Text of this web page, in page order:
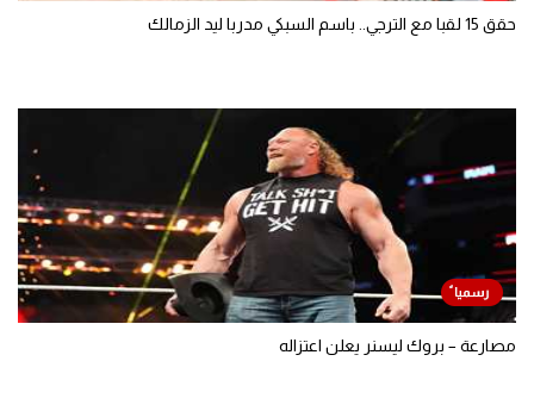
حقق 15 لقبا مع الترجي.. باسم السبكي مدربا ليد الزمالك
مصارعة – بروك ليسنر يعلن اعتزاله